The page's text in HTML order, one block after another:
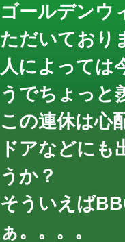
ゴールデンウ
ただいており
人によっては
うでちょっと
この連休は心
ドアなどに
うか？
そういえば
ぁ。。。。